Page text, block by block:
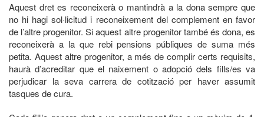
Aquest dret es reconeixerà o mantindrà a la dona sempre que
no hi hagi sol·licitud i reconeixement del complement en favor
de l’altre progenitor. Si aquest altre progenitor també és dona, es
reconeixerà a la que rebi pensions públiques de suma més
petita. Aquest altre progenitor, a més de complir certs requisits,
haurà d’acreditar que el naixement o adopció dels fills/es va
perjudicar la seva carrera de cotització per haver assumit
tasques de cura.